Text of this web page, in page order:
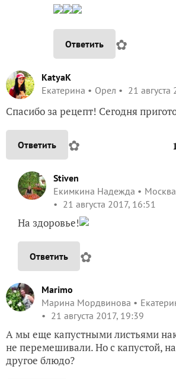
Ответить ✿
KatyaK
Екатерина
Орел 21
Спасибо за рецепт! Сегодня
Ответить ✿
Stiven
Екимкина Надежда
Москва
21 августа 2017, 16:51
На здоровье!
Ответить ✿
Marimo
Марина Мордвинова
21 августа 2017, 19:39
А мы еще капустными листьями
не перемешивали. Но с капустой,
другое блюдо?